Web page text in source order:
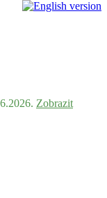
Zobrazit